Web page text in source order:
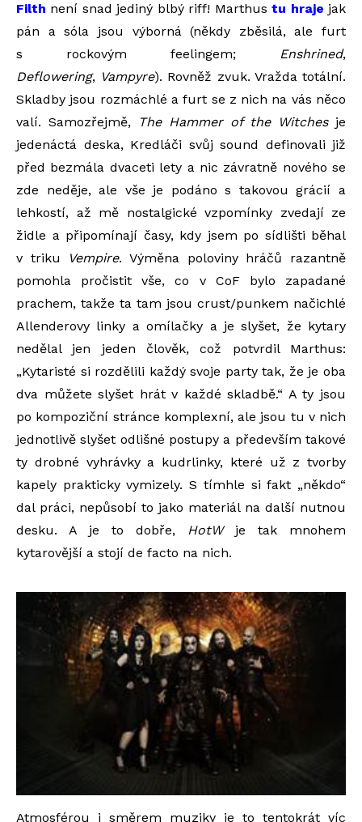
Filth není snad jediný blbý riff! Marthustu hraje jak
pán a sóla jsou výborná (někdy zběsilá, ale furt
s rockovým feelingem; Enshrined,
Deflowering, Vampyre). Rovněž zvuk. Vražda totální.
Skladby jsou rozmáchlé a furt se z nich na vás něco
valí. Samozřejmě,
The Hammer of the Witchesje
jedenáctá deska, Kredláči svůj sound definovali již
před bezmála dvaceti lety a nic závratně nového se
zde neděje, ale vše je podáno s takovou grácií a
lehkostí, až mě nostalgické vzpomínky zvedají ze
židle a připomínají časy, kdy jsem po sídlišti běhal
v triku
Vempire. Výměna poloviny hráčů razantně
pomohla pročistit vše, co v CoF bylo zapadané
prachem, takže ta tam jsou crust/punkem načichlé
Allenderovy linky a omílačky a je slyšet, že kytary
nedělal jen jeden člověk, což potvrdil Marthus:
„Kytaristé si rozdělili každý svoje party tak, že je oba
dva můžete slyšet hrát v každé skladbě.“ A ty jsou
po kompoziční stránce komplexní, ale jsou tu v nich
jednotlivě slyšet odlišné postupy a především takové
ty drobné vyhrávky a kudrlinky, které už z tvorby
kapely prakticky vymizely. S tímhle si fakt „někdo“
dal práci, nepůsobí to jako materiál na další nutnou
desku. A je to dobře, HotWje tak mnohem
kytarovější a stojí de facto na nich.
Atmosférou i směrem muziky je to tentokrát víc